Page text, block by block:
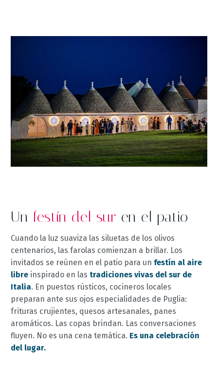
Un festín del sur en el patio
Cuando la luz suaviza las siluetas de los olivos
centenarios, las farolas comienzan a brillar. Los
invitados se reúnen en el patio para unfestín al aire
libre inspirado en las tradiciones vivas del sur de
Italia. En puestos rústicos, cocineros locales
preparan ante sus ojos especialidades de Puglia:
frituras crujientes, quesos artesanales, panes
aromáticos. Las copas brindan. Las conversaciones
fluyen. No es una cena temática. Es una celebración
del lugar.